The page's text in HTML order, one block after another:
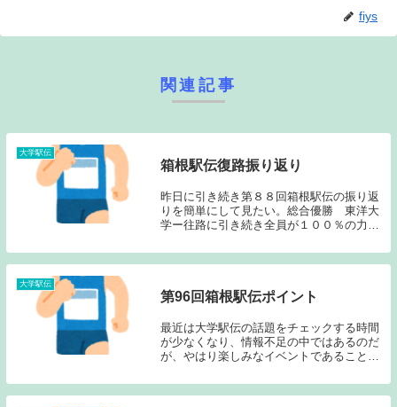
fiys
関連記事
大学駅伝
箱根駅伝復路振り返り
昨日に引き続き第８８回箱根駅伝の振り返
りを簡単にして見たい。総合優勝 東洋大
学ー往路に引き続き全員が１００％の力を
つもない新記録を叩きだした。往路で他の
チームを大きく引き離しているのに攻めの
大学駅伝
第96回箱根駅伝ポイント
最近は大学駅伝の話題をチェックする時間
が少なくなり、情報不足の中ではあるのだ
が、やはり楽しみなイベントであることに
トを記しておきたい。①東海大学の充実・
前回大会で初の総合優勝を飾った東海大学